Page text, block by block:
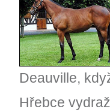
Deauville,
Hřebce